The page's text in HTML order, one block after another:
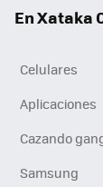
En Xataka
Celulares
Aplicaciones
Cazando
Samsung